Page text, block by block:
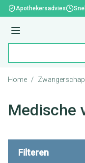
Ga naar de inhoud
Apothekersadvies
Menu
Home /
Medische
Filteren